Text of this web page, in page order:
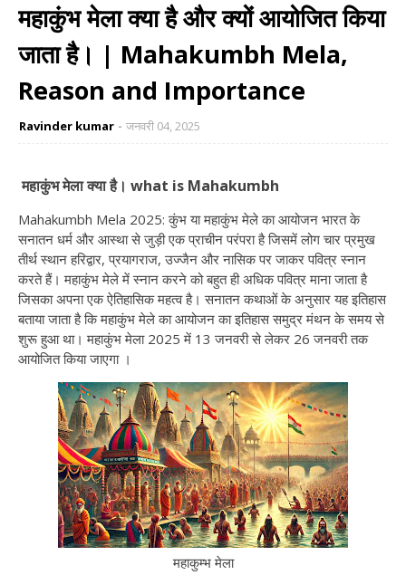
महाकुंभ मेला क्या है और क्यों आयोजित किया
जाता है। | Mahakumbh Mela,
Reason and Importance
Ravinder kumar जनवरी 04, 2025
महाकुंभ मेला क्या है। what is Mahakumbh
Mahakumbh Mela 2025: कुंभ या महाकुंभ मेले का आयोजन भारत के
सनातन धर्म और आस्था से जुड़ी एक प्राचीन परंपरा है जिसमें लोग चार प्रमुख
तीर्थ स्थान हरिद्वार, प्रयागराज, उज्जैन और नासिक पर जाकर पवित्र स्नान
करते हैं। महाकुंभ मेले में स्नान करने को बहुत ही अधिक पवित्र माना जाता है
जिसका अपना एक ऐतिहासिक महत्व है। सनातन कथाओं के अनुसार यह इतिहास
बताया जाता है कि महाकुंभ मेले का आयोजन का इतिहास समुद्र मंथन के समय से
शुरू हुआ था। महाकुंभ मेला 2025 में 13 जनवरी से लेकर 26 जनवरी तक
आयोजित किया जाएगा ।
महाकुम्भ मेला